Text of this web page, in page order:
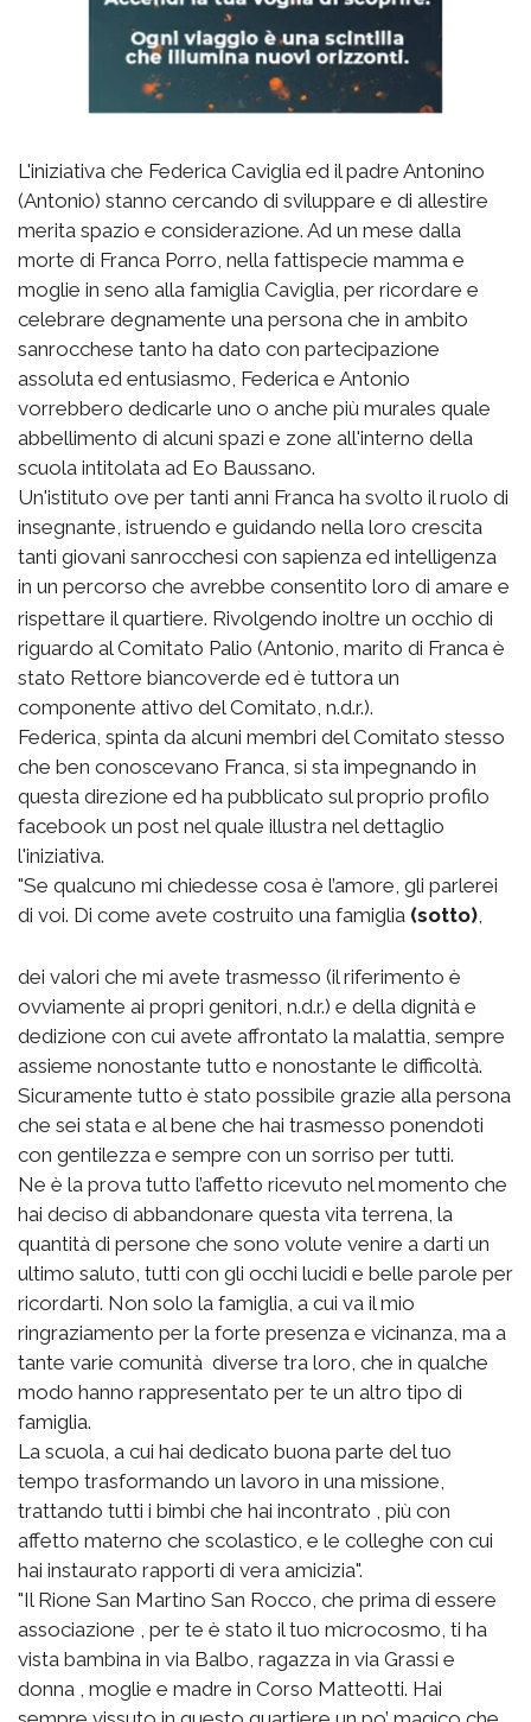
L'iniziativa che Federica Caviglia ed il padre Antonino
(Antonio) stanno cercando di sviluppare e di allestire
merita spazio e considerazione. Ad un mese dalla
morte di Franca Porro, nella fattispecie mamma e
moglie in seno alla famiglia Caviglia, per ricordare e
celebrare degnamente una persona che in ambito
sanrocchese tanto ha dato con partecipazione
assoluta ed entusiasmo, Federica e Antonio
vorrebbero dedicarle uno o anche più murales quale
abbellimento di alcuni spazi e zone all'interno della
scuola intitolata ad Eo Baussano.
Un'istituto ove per tanti anni Franca ha svolto il ruolo di
insegnante, istruendo e guidando nella loro crescita
tanti giovani sanrocchesi con sapienza ed intelligenza
in un percorso che avrebbe consentito loro di amare e
rispettare il quartiere. Rivolgendo inoltre un occhio di
riguardo al Comitato Palio (Antonio, marito di Franca è
stato Rettore biancoverde ed è tuttora un
componente attivo del Comitato, n.d.r.).
Federica, spinta da alcuni membri del Comitato stesso
che ben conoscevano Franca, si sta impegnando in
questa direzione ed ha pubblicato sul proprio profilo
facebook un post nel quale illustra nel dettaglio
l'iniziativa.
"Se qualcuno mi chiedesse cosa è l’amore, gli parlerei
di voi. Di come avete costruito una famiglia (sotto)
dei valori che mi avete trasmesso (il riferimento è
ovviamente ai propri genitori, n.d.r.) e della dignità e
dedizione con cui avete affrontato la malattia, sempre
assieme nonostante tutto e nonostante le difficoltà.
Sicuramente tutto è stato possibile grazie alla persona
che sei stata e al bene che hai trasmesso ponendoti
con gentilezza e sempre con un sorriso per tutti.
Ne è la prova tutto l’affetto ricevuto nel momento che
hai deciso di abbandonare questa vita terrena, la
quantità di persone che sono volute venire a darti un
ultimo saluto, tutti con gli occhi lucidi e belle parole per
ricordarti. Non solo la famiglia, a cui va il mio
ringraziamento per la forte presenza e vicinanza, ma a
tante varie comunità diverse tra loro, che in qualche
modo hanno rappresentato per te un altro tipo di
famiglia.
La scuola, a cui hai dedicato buona parte del tuo
tempo trasformando un lavoro in una missione,
trattando tutti i bimbi che hai incontrato , più con
affetto materno che scolastico, e le colleghe con cui
hai instaurato rapporti di vera amicizia".
"Il Rione San Martino San Rocco, che prima di essere
associazione , per te è stato il tuo microcosmo, ti ha
vista bambina in via Balbo, ragazza in via Grassi e
donna , moglie e madre in Corso Matteotti. Hai